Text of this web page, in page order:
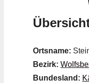
Ortsname:
Bezirk:
Bundesland: